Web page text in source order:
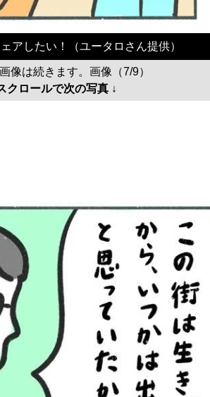
アしたい！（ユータロさん提供）
像は続きます。画像（7/9）
クロールで次の写真 ↓